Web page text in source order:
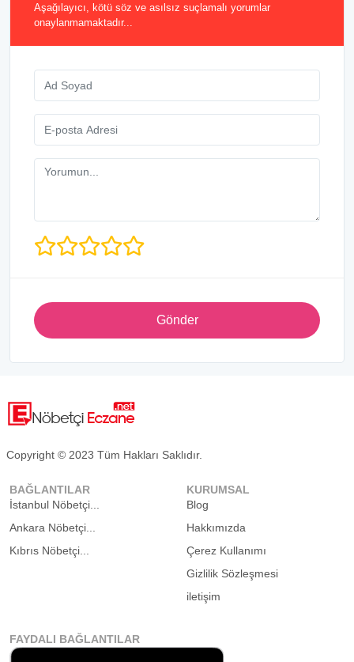
Aşağılayıcı, kötü söz ve asılsız suçlamalı yorumlar
onaylanmamaktadır...
Gönder
Copyright © 2023 Tüm Hakları Saklıdır.
BAĞLANTILAR
İstanbul Nöbetçi...
Ankara Nöbetçi...
Kıbrıs Nöbetçi...
KURUMSAL
Blog
Hakkımızda
Çerez Kullanımı
Gizlilik Sözleşmesi
iletişim
FAYDALI BAĞLANTILAR